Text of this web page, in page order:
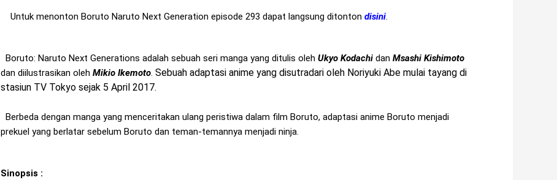
Untuk menonton Boruto Naruto Next Generation episode 293 dapat langsung ditonton disini.
Boruto: Naruto Next Generations adalah sebuah seri manga yang ditulis oleh Ukyo Kodachi dan Msashi Kishimoto
dan diilustrasikan oleh Mikio Ikemoto. Sebuah adaptasi anime yang disutradari oleh Noriyuki Abe mulai tayang di
stasiun TV Tokyo sejak 5 April 2017.
Berbeda dengan manga yang menceritakan ulang peristiwa dalam film Boruto, adaptasi anime Boruto menjadi
prekuel yang berlatar sebelum Boruto dan teman-temannya menjadi ninja.
Sinopsis :